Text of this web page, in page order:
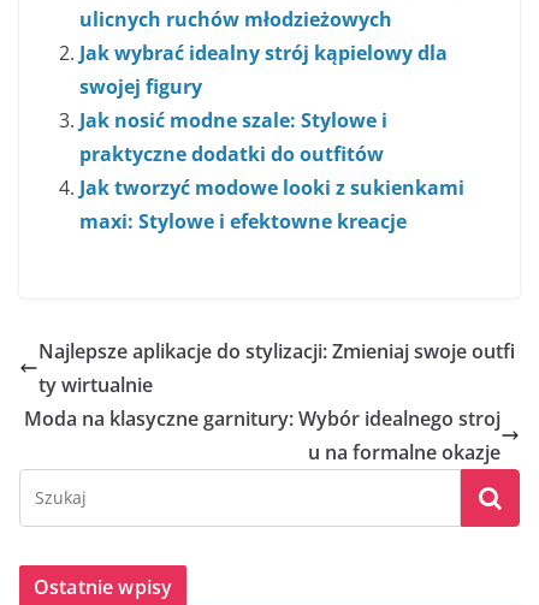
ulicnych ruchów młodzieżowych
Jak wybrać idealny strój kąpielowy dla
swojej figury
Jak nosić modne szale: Stylowe i
praktyczne dodatki do outfitów
Jak tworzyć modowe looki z sukienkami
maxi: Stylowe i efektowne kreacje
Najlepsze aplikacje do stylizacji: Zmieniaj swoje outfi
ty wirtualnie
Moda na klasyczne garnitury: Wybór idealnego stroj
u na formalne okazje
Ostatnie wpisy